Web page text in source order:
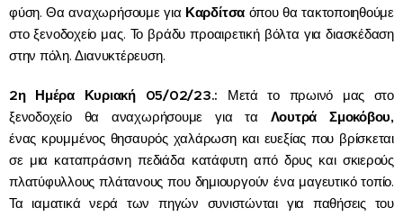
φύση. Θα αναχωρήσουμε για Καρδίτσα όπου θα τακτοποιηθούμε
στο ξενοδοχείο μας. Το βράδυ προαιρετική βόλτα για διασκέδαση
στην πόλη. Διανυκτέρευση.
2η Ημέρα Κυριακή 05/02/23.: Μετά το πρωινό μας στο
ξενοδοχείο θα αναχωρήσουμε για τα Λουτρά Σμοκόβου,
ένας κρυμμένος θησαυρός χαλάρωση και ευεξίας που βρίσκεται
σε μια καταπράσινη πεδιάδα κατάφυτη από δρυς και σκιερούς
πλατύφυλλους πλάτανους που δημιουργούν ένα μαγευτικό τοπίο.
Τα ιαματικά νερά των πηγών συνιστώνται για παθήσεις του